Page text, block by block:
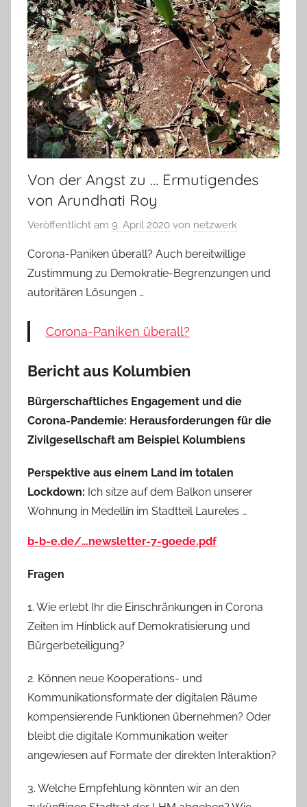
Von der Angst zu … Ermutigendes
von Arundhati Roy
Veröffentlicht am 9. April 2020 von netzwerk
Corona-Paniken überall? Auch bereitwillige
Zustimmung zu Demokratie-Begrenzungen und
autoritären Lösungen …
Corona-Paniken überall?
Bericht aus Kolumbien
Bürgerschaftliches Engagement und die
Corona-Pandemie: Herausforderungen für die
Zivilgesellschaft am Beispiel Kolumbiens
Perspektive aus einem Land im totalen
Lockdown: Ich sitze auf dem Balkon unserer
Wohnung in Medellín im Stadtteil Laureles …
b-b-e.de/…newsletter-7-goede.pdf
Fragen
1. Wie erlebt Ihr die Einschränkungen in Corona
Zeiten im Hinblick auf Demokratisierung und
Bürgerbeteiligung?
2. Können neue Kooperations- und
Kommunikationsformate der digitalen Räume
kompensierende Funktionen übernehmen? Oder
bleibt die digitale Kommunikation weiter
angewiesen auf Formate der direkten Interaktion?
3. Welche Empfehlung könnten wir an den